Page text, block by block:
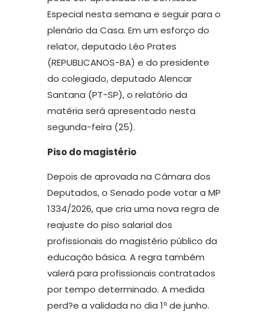
Especial nesta semana e seguir para o
plenário da Casa. Em um esforço do
relator, deputado Léo Prates
(REPUBLICANOS-BA) e do presidente
do colegiado, deputado Alencar
Santana (PT-SP), o relatório da
matéria será apresentado nesta
segunda-feira (25).
Piso do magistério
Depois de aprovada na Câmara dos
Deputados, o Senado pode votar a MP
1334/2026, que cria uma nova regra de
reajuste do piso salarial dos
profissionais do magistério público da
educação básica. A regra também
valerá para profissionais contratados
por tempo determinado. A medida
perd?e a validada no dia 1º de junho.